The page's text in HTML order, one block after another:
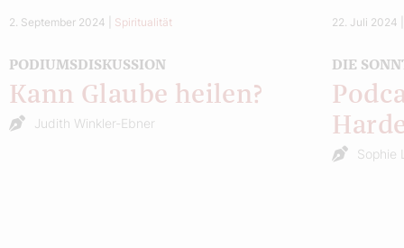
2. September 2024 Spiritualität
PODIUMSDISKUSSION
Kann Glaube heilen?
Judith Winkler-Ebner
22. Juli 2024
DIE
Sophie